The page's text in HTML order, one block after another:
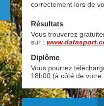
correctement lors de
Résultats
Vous trouverez
sur :
Diplôme
Vous pourrez
18h00 (à côté de votre